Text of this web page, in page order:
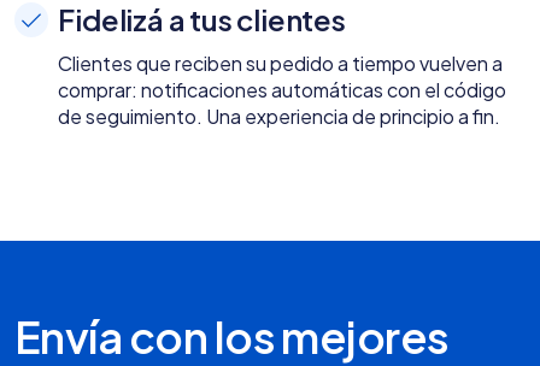
Fidelizá a tus clientes
Clientes que reciben su pedido a tiempo vuelven a
comprar: notificaciones automáticas con el código
de seguimiento. Una experiencia de principio a fin.
Envía con los mejores